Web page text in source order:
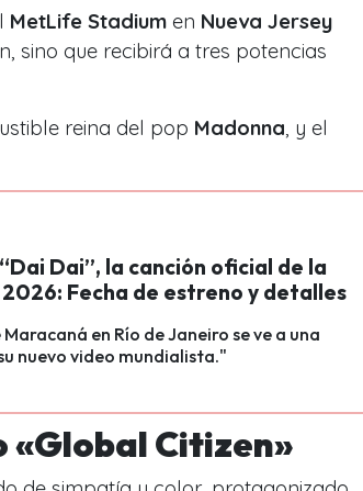
MetLife Stadium en Nueva Jersey
sino que recibirá a tres potencias
reina del pop Madonna , y el
Dai”, la canción oficial de la
Fecha de estreno y detalles
en Río de Janeiro se ve a una
nuevo video mundialista."
«Global Citizen»